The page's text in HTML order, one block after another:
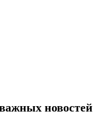
новостей